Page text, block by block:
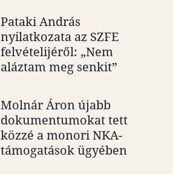
Pataki András
nyilatkozata az SZFE
felvételijéről: „Nem
aláztam meg senkit”
Molnár Áron újabb
dokumentumokat tett
közzé a monori NKA-
támogatások ügyében